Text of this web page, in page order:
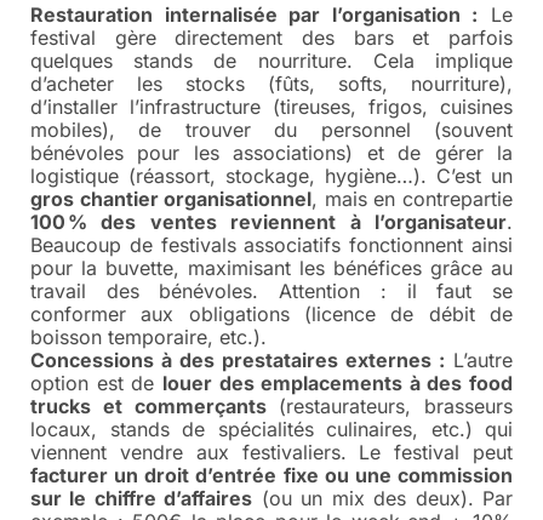
Restauration internalisée par l’organisation : Le
festival gère directement des bars et parfois
quelques stands de nourriture. Cela implique
d’acheter les stocks (fûts, softs, nourriture),
d’installer l’infrastructure (tireuses, frigos, cuisines
mobiles), de trouver du personnel (souvent
bénévoles pour les associations) et de gérer la
logistique (réassort, stockage, hygiène…). C’est un
gros chantier organisationnel, mais en contrepartie
100 % des ventes reviennent à l’organisateur.
Beaucoup de festivals associatifs fonctionnent ainsi
pour la buvette, maximisant les bénéfices grâce au
travail des bénévoles. Attention : il faut se
conformer aux obligations (licence de débit de
boisson temporaire, etc.).
Concessions à des prestataires externes : L’autre
option est de louer des emplacements à des food
trucks et commerçants(restaurateurs, brasseurs
locaux, stands de spécialités culinaires, etc.) qui
viennent vendre aux festivaliers. Le festival peut
facturer un droit d’entrée fixe ou une commission
sur le chiffre d’affaires (ou un mix des deux). Par